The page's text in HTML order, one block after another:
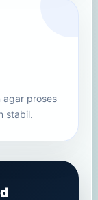
agar proses
stabil.